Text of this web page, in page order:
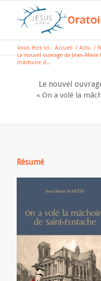
Vous êtes ici : Accueil / Actu /
Le nouvel ouvrage de Jean-
mâchoire d...
Le nouvel
« On a volé la
Résumé